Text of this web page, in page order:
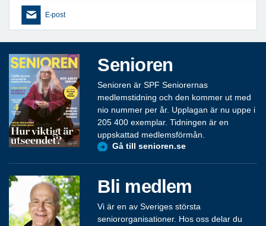
E-post
Senioren
Senioren är SPF Seniorernas
medlemstidning och den kommer ut med
nio nummer per år. Upplagan är nu uppe i
205 400 exemplar. Tidningen är en
uppskattad medlemsförmån.
Gå till senioren.se
Bli medlem
Vi är en av Sveriges största
seniororganisationer. Hos oss delar du